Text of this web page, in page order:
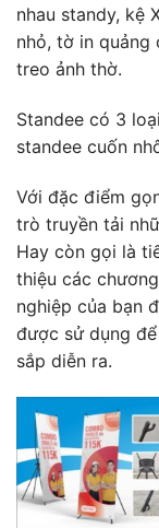
nhau standy, kệ
nhỏ, tờ in quảng
treo ảnh thờ.
Standee có 3
standee cuốn
Với đặc điểm
trò truyền tải
Hay còn gọi là
thiệu các
nghiệp của bạn
được sử dụng
sắp diễn ra.